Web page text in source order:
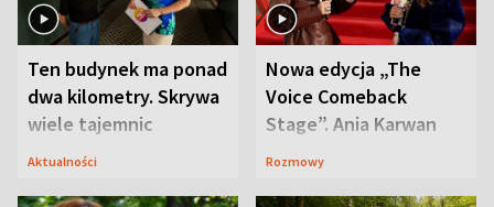
Ten budynek ma ponad
dwa kilometry. Skrywa
wiele tajemnic
Aktualności
Nowa edycja „The
Voice Comeback
Stage”. Ania Karwan
zapowiada
Rozmowy